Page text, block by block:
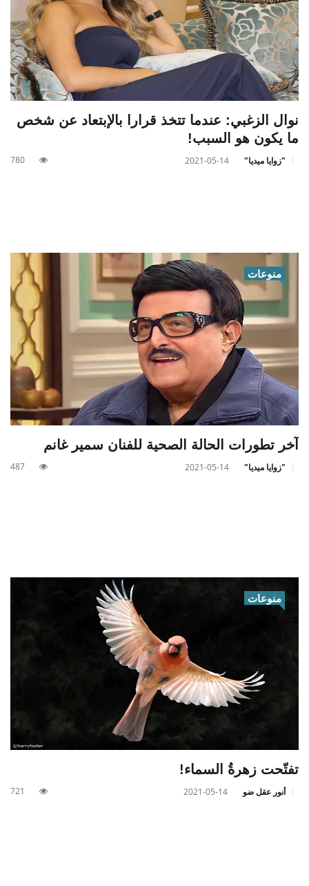
نوال الزغبي: عندما تتخذ قرارا بالإبتعاد عن شخص
ما يكون هو السبب!
"زوايا ميديا" 2021-05-14
780
منوعات
آخر تطورات الحالة الصحية للفنان سمير غانم
"زوايا ميديا" 2021-05-14
487
منوعات
تفتّحت زهرةُ السماء!
أنور عقل ضو 2021-05-14
721